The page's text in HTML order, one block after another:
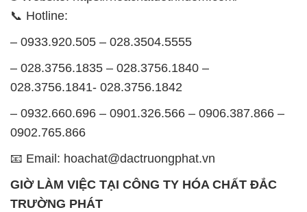
📞 Hotline:
– 0933.920.505 – 028.3504.5555
– 028.3756.1835 – 028.3756.1840 –
028.3756.1841- 028.3756.1842
– 0932.660.696 – 0901.326.566 – 0906.387.866 –
0902.765.866
📧 Email: hoachat@dactruongphat.vn
GIỜ LÀM VIỆC TẠI CÔNG TY HÓA CHẤT ĐẮC
TRƯỜNG PHÁT